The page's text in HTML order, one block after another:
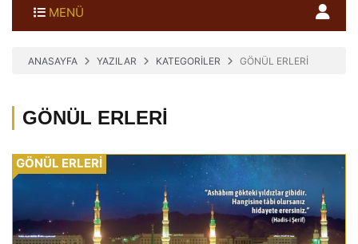
MENÜ
ANASAYFA YAZILAR KATEGORİLER GÖNÜL ERLERİ
GÖNÜL ERLERİ
GÖNÜL ERLERİ